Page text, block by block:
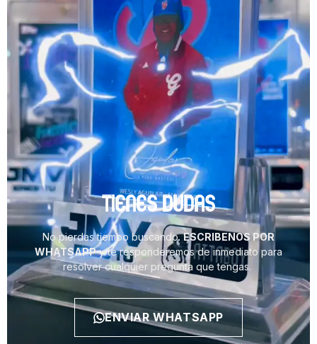
TIENES DUDAS
No pierdas tiempo buscando.ESCRIBENOS POR
WHATSAPPy te responderemos de inmediato para
resolver cualquier pregunta que tengas.
ENVIAR WHATSAPP